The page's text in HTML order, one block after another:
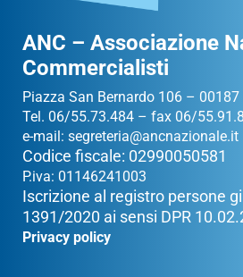
ANC – Associazione
Commercialisti
Piazza San Bernardo 106 – 00187
Tel. 06/55.73.484 – fax 06/
e-mail: segreteria@ancnazionale.it
Codice fiscale: 02990050581
P.iva: 01146241003
Iscrizione al registro persone
1391/2020 ai sensi DPR
Privacy policy